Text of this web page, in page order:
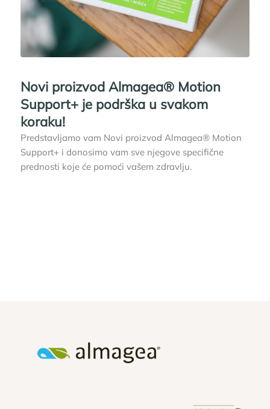
Novi proizvod Almagea® Motion
Support+ je podrška u svakom
koraku!
Predstavljamo vam Novi proizvod Almagea® Motion
Support+ i donosimo vam sve njegove specifične
prednosti koje će pomoći vašem zdravlju.